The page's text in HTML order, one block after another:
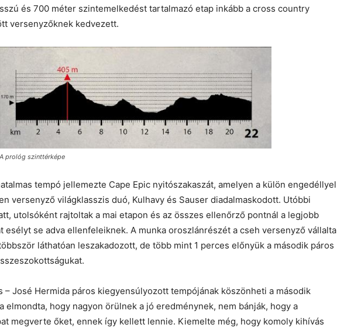
és 700 méter szintemelkedést tartalmazó etap inkább a cross country
versenyzőknek kedvezett.
A prológ szinttérképe
tempó jellemezte Cape Epic nyitószakaszát, amelyen a külön engedéllyel
versenyző világklasszis duó, Kulhavy és Sauser diadalmaskodott. Utóbbi
utolsóként rajtoltak a mai etapon és az összes ellenőrző pontnál a legjobb
esélyt se adva ellenfeleiknek. A munka oroszlánrészét a cseh versenyző vállalta
láthatóan leszakadozott, de több mint 1 perces előnyük a második páros
– José Hermida páros kiegyensúlyozott tempójának köszönheti a második
elmondta, hogy nagyon örülnek a jó eredménynek, nem bánják, hogy a
megverte őket, ennek így kellett lennie. Kiemelte még, hogy komoly kihívás